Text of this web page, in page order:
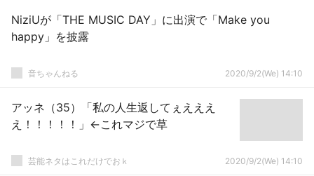
NiziUが「THE MUSIC DAY」に出演で「Make you
happy」を披露
音ちゃんねる 2020/9/2(We) 14:10
アッネ（35）「私の人生返してぇえええ
え！！！！！」←これマジで草
芸能ネタはこれだけでおｋ 2020/9/2(We) 14:10